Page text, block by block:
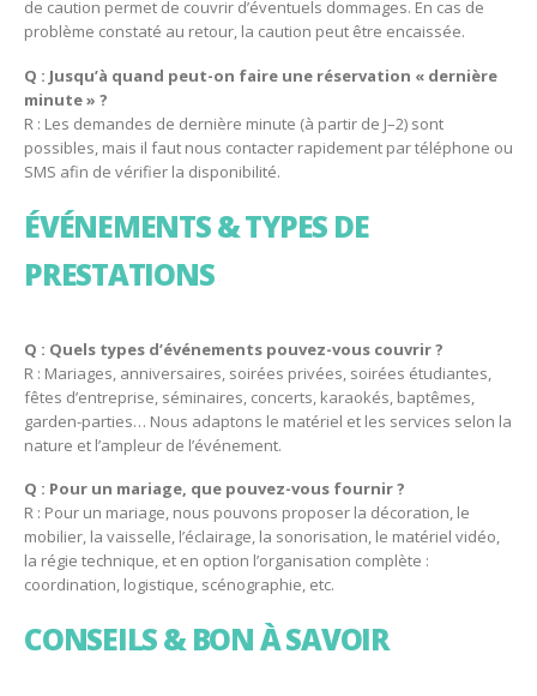
de caution permet de couvrir d’éventuels dommages. En cas de
problème constaté au retour, la caution peut être encaissée.
Q : Jusqu’à quand peut-on faire une réservation « dernière
minute » ?
R : Les demandes de dernière minute (à partir de J–2) sont
possibles, mais il faut nous contacter rapidement par téléphone ou
SMS afin de vérifier la disponibilité.
ÉVÉNEMENTS & TYPES DE
PRESTATIONS
Q : Quels types d’événements pouvez-vous couvrir ?
R : Mariages, anniversaires, soirées privées, soirées étudiantes,
fêtes d’entreprise, séminaires, concerts, karaokés, baptêmes,
garden-parties… Nous adaptons le matériel et les services selon la
nature et l’ampleur de l’événement.
Q : Pour un mariage, que pouvez-vous fournir ?
R : Pour un mariage, nous pouvons proposer la décoration, le
mobilier, la vaisselle, l’éclairage, la sonorisation, le matériel vidéo,
la régie technique, et en option l’organisation complète :
coordination, logistique, scénographie, etc.
CONSEILS & BON À SAVOIR